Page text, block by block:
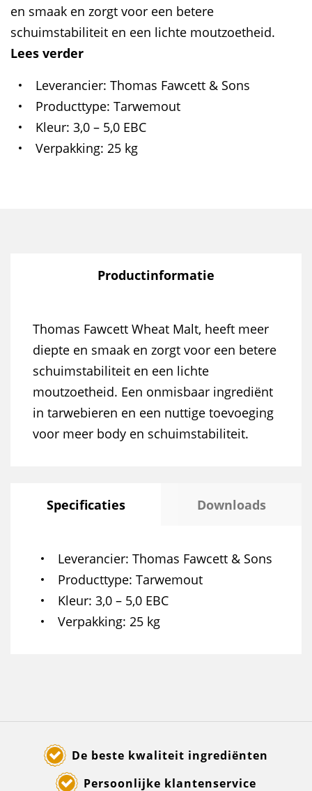
en smaak en zorgt voor een betere
schuimstabiliteit en een lichte moutzoetheid.
Lees verder
Leverancier Thomas Fawcett & Sons
Producttype Tarwemout
Kleur 3,0 – 5,0 EBC
Verpakking 25 kg
Productinformatie
Thomas Fawcett Wheat Malt, heeft meer
diepte en smaak en zorgt voor een betere
schuimstabiliteit en een lichte
moutzoetheid. Een onmisbaar ingrediënt
in tarwebieren en een nuttige toevoeging
voor meer body en schuimstabiliteit.
Specificaties Downloads
Leverancier Thomas Fawcett & Sons
Producttype Tarwemout
Kleur 3,0 – 5,0 EBC
Verpakking 25 kg
De beste kwaliteit ingrediënten
Persoonlijke klantenservice